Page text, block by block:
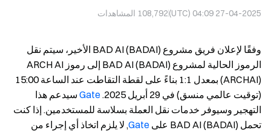
27-04-2025 04:09 (UTC)
108,792 المشاهدات
وفقًا لإعلان فريق مشروع BAD AI (BADAI) الأخير، سيتم نقل
الرموز الحالية لمشروع BAD AI (BADAI) إلى رموز ARCH AI
(ARCHAI) بمعدل 1:1 بناءً على لقطة التقاطت عند الساعة 15:00
(توقيت عالمي منسق) في 29 أبريل 2025.
Gate سيدعم هذا
التهجير وسيوفر خدمات نقل العملة بسلاسة للمستخدمين. إذا كنت
تحمل BAD AI (BADAI) على
Gate, لا يلزم اتخاذ أي إجراء من